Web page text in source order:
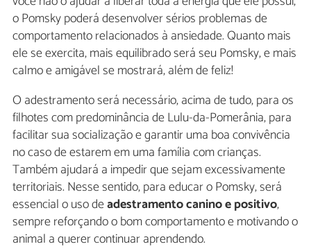
o Pomsky poderá desenvolver sérios problemas de
comportamento relacionados à ansiedade. Quanto mais
ele se exercita, mais equilibrado será seu Pomsky, e mais
calmo e amigável se mostrará, além de feliz!
O adestramento será necessário, acima de tudo, para os
filhotes com predominância de Lulu-da-Pomerânia, para
facilitar sua socialização e garantir uma boa convivência
no caso de estarem em uma família com crianças.
Também ajudará a impedir que sejam excessivamente
territoriais. Nesse sentido, para educar o Pomsky, será
essencial o uso deadestramento canino e positivo,
sempre reforçando o bom comportamento e motivando o
animal a querer continuar aprendendo.